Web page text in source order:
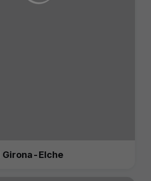
Girona-Elche